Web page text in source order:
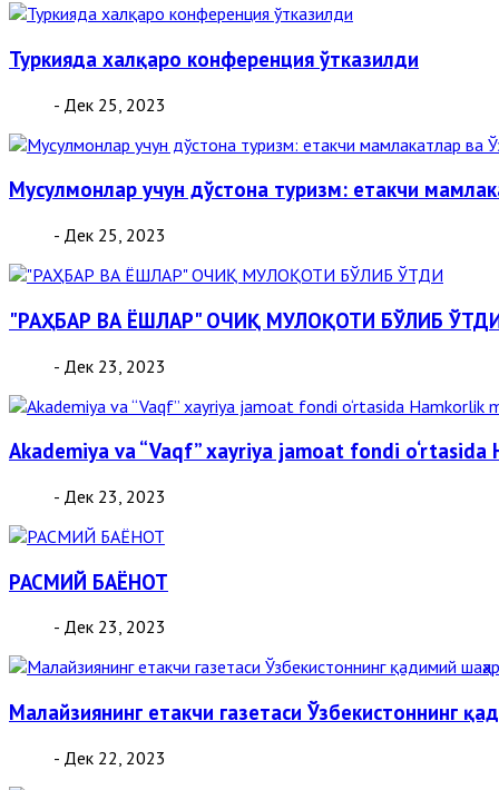
Туркияда халқаро конференция ўтказилди
- Дек 25, 2023
Мусулмонлар учун дўстона туризм: етакчи
- Дек 25, 2023
"РАҲБАР ВА ЁШЛАР" ОЧИҚ МУЛОҚОТИ БЎЛИБ
- Дек 23, 2023
Akademiya va “Vaqf” xayriya jamoat fondi
- Дек 23, 2023
РАСМИЙ БАЁНОТ
- Дек 23, 2023
Малайзиянинг етакчи газетаси Ўзбекистоннинг
- Дек 22, 2023